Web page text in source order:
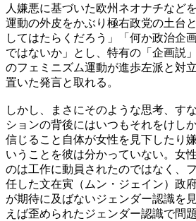
人嫌悪に基づいた欧州ネオナチなど
運動の外皮をかぶり極右政党の土台
してはたらくだろう」「何か政治企
ではないか」とし、特有の「企画説
のフェミニズム運動が進歩左派と対
置いた発言と取れる。
しかし、まさにそのような思考、す
ションの背後にはいつもそれをけし
信じること自体が女性を見下したり
いうことを彼は分かっていない。女
のは工作に動員されたのではなく、
任した文在寅（ムン・ジェイン）政
が期待に及ばないジェンダー認識を
えば歪められたジェンダー認識で問